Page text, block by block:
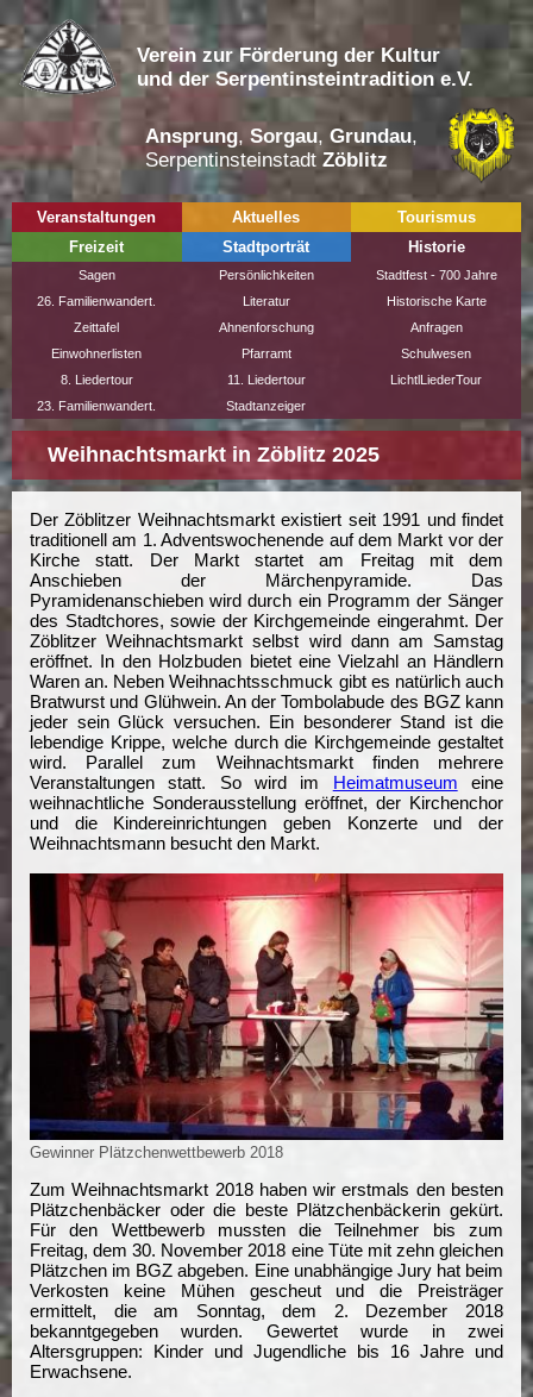
Verein zur Förderung der Kultur
und der Serpentinsteintradition e.V.
Ansprung, Sorgau, Grundau,
Serpentinsteinstadt Zöblitz
Veranstaltungen Aktuelles
Tourismus
Freizeit
Stadtporträt Historie
Sagen Persönlichkeiten
Stadtfest - 700 Jahre
26. Familienwandert.
Literatur
Historische Karte
Zeittafel
Ahnenforschung
Anfragen
Einwohnerlisten
Pfarramt
Schulwesen
8. Liedertour
11. Liedertour
LichtlLiederTour
23. Familienwandert.
Stadtanzeiger
Weihnachtsmarkt in Zöblitz 2025
Der Zöblitzer Weihnachtsmarkt existiert seit 1991 und findet
traditionell am 1. Adventswochenende auf dem Markt vor der
Kirche statt. Der Markt startet am Freitag mit dem
Anschieben der Märchenpyramide. Das
Pyramidenanschieben wird durch ein Programm der Sänger
des Stadtchores, sowie der Kirchgemeinde eingerahmt. Der
Zöblitzer Weihnachtsmarkt selbst wird dann am Samstag
eröffnet. In den Holzbuden bietet eine Vielzahl an Händlern
Waren an. Neben Weihnachtsschmuck gibt es natürlich auch
Bratwurst und Glühwein. An der Tombolabude des BGZ kann
jeder sein Glück versuchen. Ein besonderer Stand ist die
lebendige Krippe, welche durch die Kirchgemeinde gestaltet
wird. Parallel zum Weihnachtsmarkt finden mehrere
Veranstaltungen statt. So wird im Heimatmuseum eine
weihnachtliche Sonderausstellung eröffnet, der Kirchenchor
und die Kindereinrichtungen geben Konzerte und der
Weihnachtsmann besucht den Markt.
Gewinner Plätzchenwettbewerb 2018
Zum Weihnachtsmarkt 2018 haben wir erstmals den besten
Plätzchenbäcker oder die beste Plätzchenbäckerin gekürt.
Für den Wettbewerb mussten die Teilnehmer bis zum
Freitag, dem 30. November 2018 eine Tüte mit zehn gleichen
Plätzchen im BGZ abgeben. Eine unabhängige Jury hat beim
Verkosten keine Mühen gescheut und die Preisträger
ermittelt, die am Sonntag, dem 2. Dezember 2018
bekanntgegeben wurden. Gewertet wurde in zwei
Altersgruppen: Kinder und Jugendliche bis 16 Jahre und
Erwachsene.